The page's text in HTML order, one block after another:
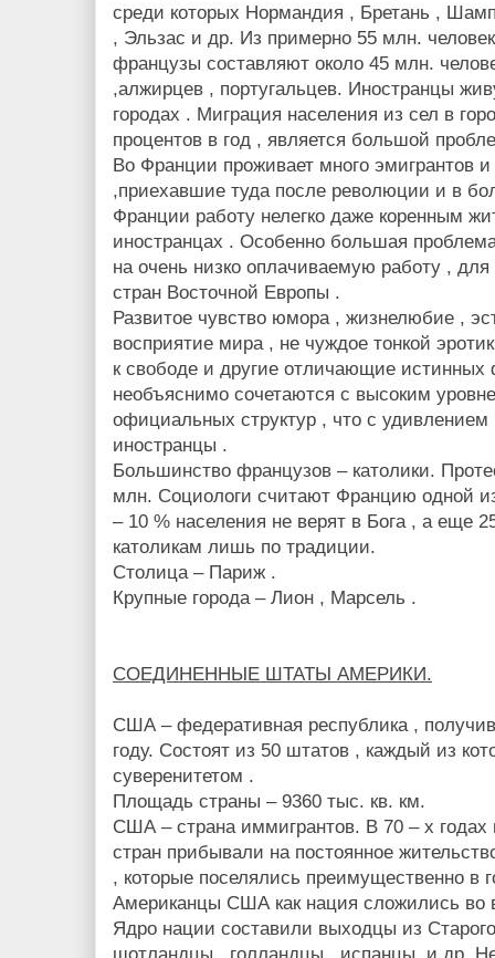
среди которых Нормандия , Бретань ,
, Эльзас и др. Из примерно 55 млн.
французы составляют около 45 млн.
,алжирцев , португальцев. Иностранцы
городах . Миграция населения из сел в
процентов в год , является большой
Во Франции проживает много эмигрантов
,приехавшие туда после революции и в
Франции работу нелегко даже коренным
иностранцах . Особенно большая
на очень низко оплачиваемую работу ,
стран Восточной Европы .
Развитое чувство юмора , жизнелюбие ,
восприятие мира , не чуждое тонкой
к свободе и другие отличающие истинных
необъяснимо сочетаются с высоким
официальных структур , что с удивлением
иностранцы .
Большинство французов – католики.
млн. Социологи считают Францию одной
– 10 % населения не верят в Бога , а еще
католикам лишь по традиции.
Столица – Париж .
Крупные города – Лион , Марсель .
СОЕДИНЕННЫЕ ШТАТЫ АМЕРИКИ.
США – федеративная республика ,
году. Состоят из 50 штатов , каждый из
суверенитетом .
Площадь страны – 9360 тыс. кв. км.
США – страна иммигрантов. В 70 – х
стран прибывали на постоянное
, которые поселялись преимущественно в
Американцы США как нация сложились во
Ядро нации составили выходцы из
шотландцы , голландцы , испанцы, и др.